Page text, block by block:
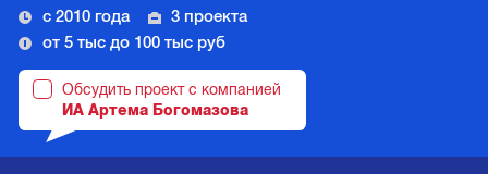
с 2010 года
3 проекта
от 5 тыс до 100 тыс руб
Обсудить проект с компанией
ИА Артема Богомазова